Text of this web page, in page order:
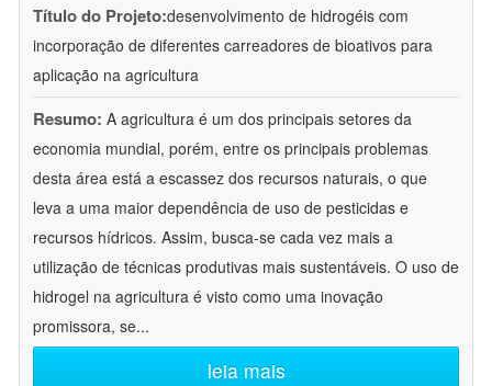
Título do Projeto:desenvolvimento de hidrogéis com
incorporação de diferentes carreadores de bioativos para
aplicação na agricultura
Resumo: A agricultura é um dos principais setores da
economia mundial, porém, entre os principais problemas
desta área está a escassez dos recursos naturais, o que
leva a uma maior dependência de uso de pesticidas e
recursos hídricos. Assim, busca-se cada vez mais a
utilização de técnicas produtivas mais sustentáveis. O uso de
hidrogel na agricultura é visto como uma inovação
promissora, se...
leia mais